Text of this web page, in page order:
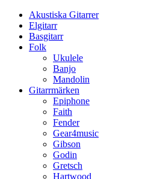
Akustiska Gitarrer
Elgitarr
Basgitarr
Folk
Ukulele
Banjo
Mandolin
Gitarrmärken
Epiphone
Faith
Fender
Gear4music
Gibson
Godin
Gretsch
Hartwood